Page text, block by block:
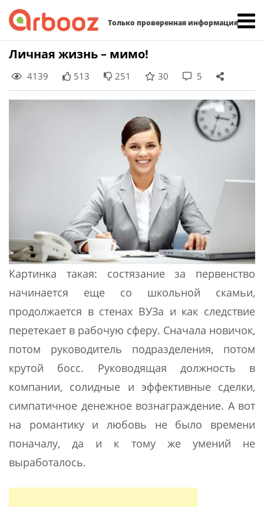
Только проверенная информация
Skip
content
Личная жизнь – мимо!
4139 513 251 30 5
Картинка такая: состязание за первенство
начинается еще со школьной скамьи,
продолжается в стенах ВУЗа и как следствие
перетекает в рабочую сферу. Сначала новичок,
потом руководитель подразделения, потом
крутой босс. Руководящая должность в
компании, солидные и эффективные сделки,
симпатичное денежное вознаграждение. А вот
на романтику и любовь не было времени
поначалу, да и к тому же умений не
выработалось.
Найти: